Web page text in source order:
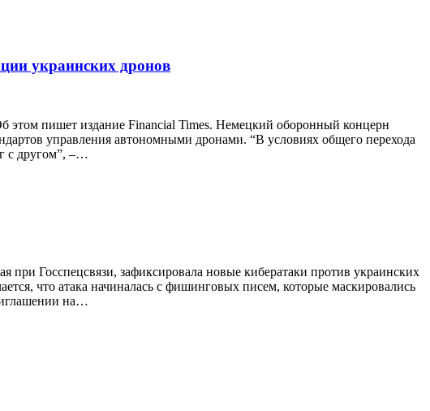
украинских дронов
этом пишет издание Financial Times. Немецкий оборонный концерн
управления автономными дронами. “В условиях общего перехода
с другом”, –…
Госспецсвязи, зафиксировала новые кибератаки против украинских
что атака начиналась с фишинговых писем, которые маскировались
на…